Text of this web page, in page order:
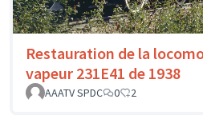
Restauration de la
vapeur 231E41 de 1938
AAATV SPDC
0 2